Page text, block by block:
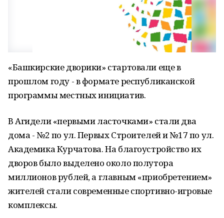
«Башкирские дворики» стартовали еще в
прошлом году - в формате республиканской
программы местных инициатив.
В Агидели «первыми ласточками» стали два
дома - №2 по ул. Первых Строителей и №17 по ул.
Академика Курчатова. На благоустройство их
дворов было выделено около полутора
миллионов рублей, а главным «приобретением»
жителей стали современные спортивно-игровые
комплексы.